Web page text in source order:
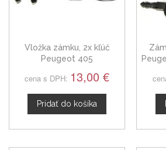
Vložka zámku, 2x kľúč
Peugeot 405
cena s DPH: 13,00 €
Pridať do košíka